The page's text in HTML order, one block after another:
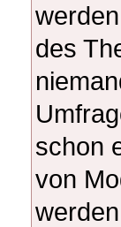
des
schon
von